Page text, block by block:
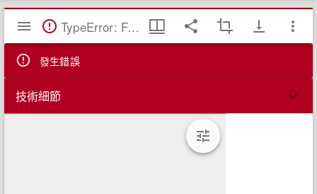
Mirador
覽
TypeError: Failed to fetch
發生錯誤
技術細節